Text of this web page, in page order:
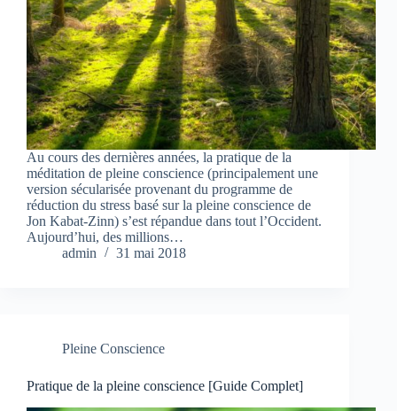
Au cours des dernières années, la pratique de la
méditation de pleine conscience (principalement une
version sécularisée provenant du programme de
réduction du stress basé sur la pleine conscience de
Jon Kabat-Zinn) s’est répandue dans tout l’Occident.
Aujourd’hui, des millions…
admin
31 mai 2018
Pleine Conscience
Pratique de la pleine conscience [Guide Complet]